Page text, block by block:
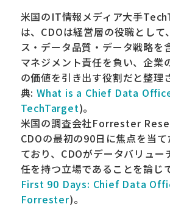
米国のIT情報メディア大手
は、CDOは経営層の役職として
ス・データ品質・データ戦略を
マネジメント責任を負い、企業
の価値を引き出す役割だと整理
典: What is a Chief Data
TechTarget)。
米国の調査会社Forrester
CDOの最初の90日に焦点を当
ており、CDOがデータバリュー
任を持つ立場であることを論じ
First 90 Days: Chief Data
Forrester)。